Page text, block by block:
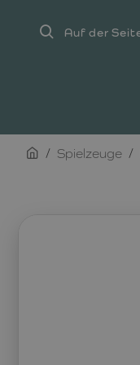
Auf
homeSpielzeuge